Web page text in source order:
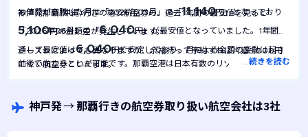
も値段が高騰した月は「2026年03月」の「11,140円」となっており
5,100円の金額差が発生しています。
神戸発那覇(沖縄)行きの格安航空券の、過去1年間の最安値を見ると
「2026年06月」の「6,040円」が最安値となっていました。1年間を
通して最安値は6,040円で安定しており、月による金額の変動は起き
にくい航空券といえます。
シーズンによっても異なりますが、余裕持って予約すれば片道5,000円
前後で向かうことが可能です。那覇空港は日本有数のリゾート地であるた
…続きを読む
神戸発→那覇行きの航空券取り扱い航空会社は3社